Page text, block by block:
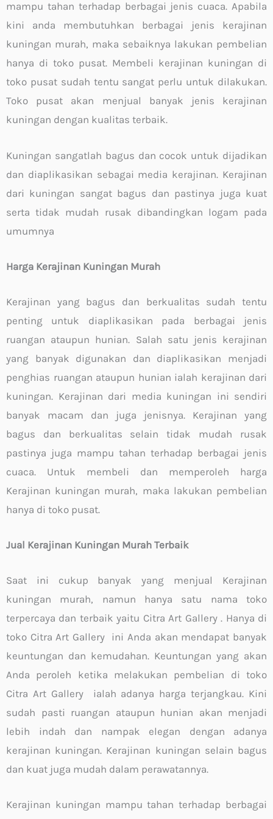
mampu tahan terhadap berbagai jenis cuaca. Apabila
kini anda membutuhkan berbagai jenis kerajinan
kuningan murah, maka sebaiknya lakukan pembelian
hanya di toko pusat. Membeli kerajinan kuningan di
toko pusat sudah tentu sangat perlu untuk dilakukan.
Toko pusat akan menjual banyak jenis kerajinan
kuningan dengan kualitas terbaik.
Kuningan sangatlah bagus dan cocok untuk dijadikan
dan diaplikasikan sebagai media kerajinan. Kerajinan
dari kuningan sangat bagus dan pastinya juga kuat
serta tidak mudah rusak dibandingkan logam pada
umumnya
Harga Kerajinan Kuningan Murah
Kerajinan yang bagus dan berkualitas sudah tentu
penting untuk diaplikasikan pada berbagai jenis
ruangan ataupun hunian. Salah satu jenis kerajinan
yang banyak digunakan dan diaplikasikan menjadi
penghias ruangan ataupun hunian ialah kerajinan dari
kuningan. Kerajinan dari media kuningan ini sendiri
banyak macam dan juga jenisnya. Kerajinan yang
bagus dan berkualitas selain tidak mudah rusak
pastinya juga mampu tahan terhadap berbagai jenis
cuaca. Untuk membeli dan memperoleh harga
Kerajinan kuningan murah, maka lakukan pembelian
hanya di toko pusat.
Jual Kerajinan Kuningan Murah Terbaik
Saat ini cukup banyak yang menjual Kerajinan
kuningan murah, namun hanya satu nama toko
terpercaya dan terbaik yaitu Citra Art Gallery . Hanya di
toko Citra Art Gallery ini Anda akan mendapat banyak
keuntungan dan kemudahan. Keuntungan yang akan
Anda peroleh ketika melakukan pembelian di toko
Citra Art Gallery ialah adanya harga terjangkau. Kini
sudah pasti ruangan ataupun hunian akan menjadi
lebih indah dan nampak elegan dengan adanya
kerajinan kuningan. Kerajinan kuningan selain bagus
dan kuat juga mudah dalam perawatannya.
Kerajinan kuningan mampu tahan terhadap berbagai